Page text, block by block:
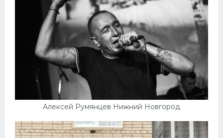
Алексей Румянцев Нижний Новгород